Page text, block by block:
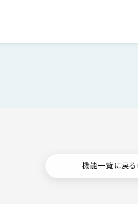
機能一覧に戻る